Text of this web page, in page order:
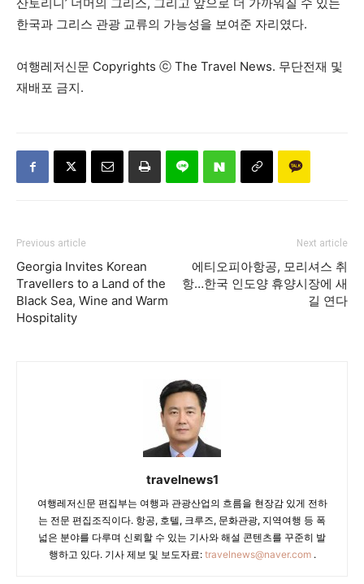
산토리니’ 너머의 그리스, 그리고 앞으로 더 가까워질 수 있는
한국과 그리스 관광 교류의 가능성을 보여준 자리였다.
여행레저신문 Copyrights ⓒ The Travel News. 무단전재 및
재배포 금지.
Previous article
Georgia Invites Korean
Travellers to a Land of the
Black Sea, Wine and Warm
Hospitality
Next article
에티오피아항공, 모리셔스 취
항…한국 인도양 휴양시장에 새
길 연다
travelnews1
여행레저신문 편집부는 여행과 관광산업의 흐름을 현장감 있게 전하
는 전문 편집조직이다. 항공, 호텔, 크루즈, 문화관광, 지역여행 등 폭
넓은 분야를 다루며 신뢰할 수 있는 기사와 해설 콘텐츠를 꾸준히 발
행하고 있다. 기사 제보 및 보도자료: travelnews@naver.com.